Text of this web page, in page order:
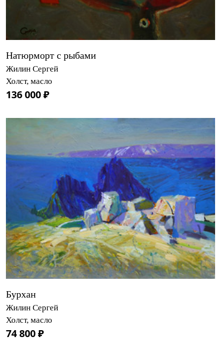
Натюрморт с рыбами
Жилин Сергей
Холст, масло
136 000 ₽
Бурхан
Жилин Сергей
Холст, масло
74 800 ₽